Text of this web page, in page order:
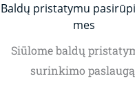
Baldų pristatymu
mes
Siūlome baldų
surinkimo